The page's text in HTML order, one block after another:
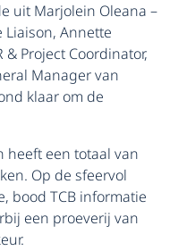
uit Marjolein Oleana –
Liaison, Annette
Project Coordinator,
Manager van
klaar om de
heeft een totaal van
Op de sfeervol
bood TCB informatie
een proeverij van